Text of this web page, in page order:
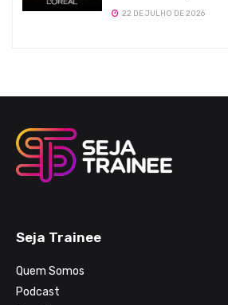
22 DE JULHO DE 2026
Seja Trainee
Quem Somos
Podcast